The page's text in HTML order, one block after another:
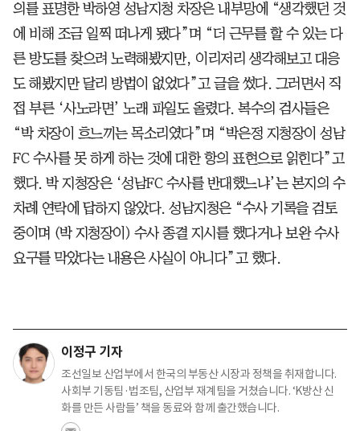
의를 표명한 박하영 성남지청 차장은 내부망에 “생각했던 것
에 비해 조금 일찍 떠나게 됐다”며 “더 근무를 할 수 있는 다
른 방도를 찾으려 노력해봤지만, 이리저리 생각해보고 대응
도 해봤지만 달리 방법이 없었다”고 글을 썼다. 그러면서 직
접 부른 ‘사노라면’ 노래 파일도 올렸다. 복수의 검사들은
“박 차장이 흐느끼는 목소리였다”며 “박은정 지청장이 성남
FC 수사를 못 하게 하는 것에 대한 항의 표현으로 읽힌다”고
했다. 박 지청장은 ‘성남FC 수사를 반대했느냐’는 본지의 수
차례 연락에 답하지 않았다. 성남지청은 “수사 기록을 검토
중이며 (박 지청장이) 수사 종결 지시를 했다거나 보완 수사
요구를 막았다는 내용은 사실이 아니다”고 했다.
이정구 기자
조선일보 산업부에서 한국의 부동산 시장과 정책을 취재합니다.
사회부 기동팀·법조팀, 산업부 재계팀을 거쳤습니다. ‘K방산 신
화를 만든 사람들’ 책을 동료와 함께 출간했습니다.